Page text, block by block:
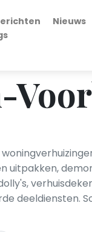
Nieuws
uitpakken,
deeldiensten.